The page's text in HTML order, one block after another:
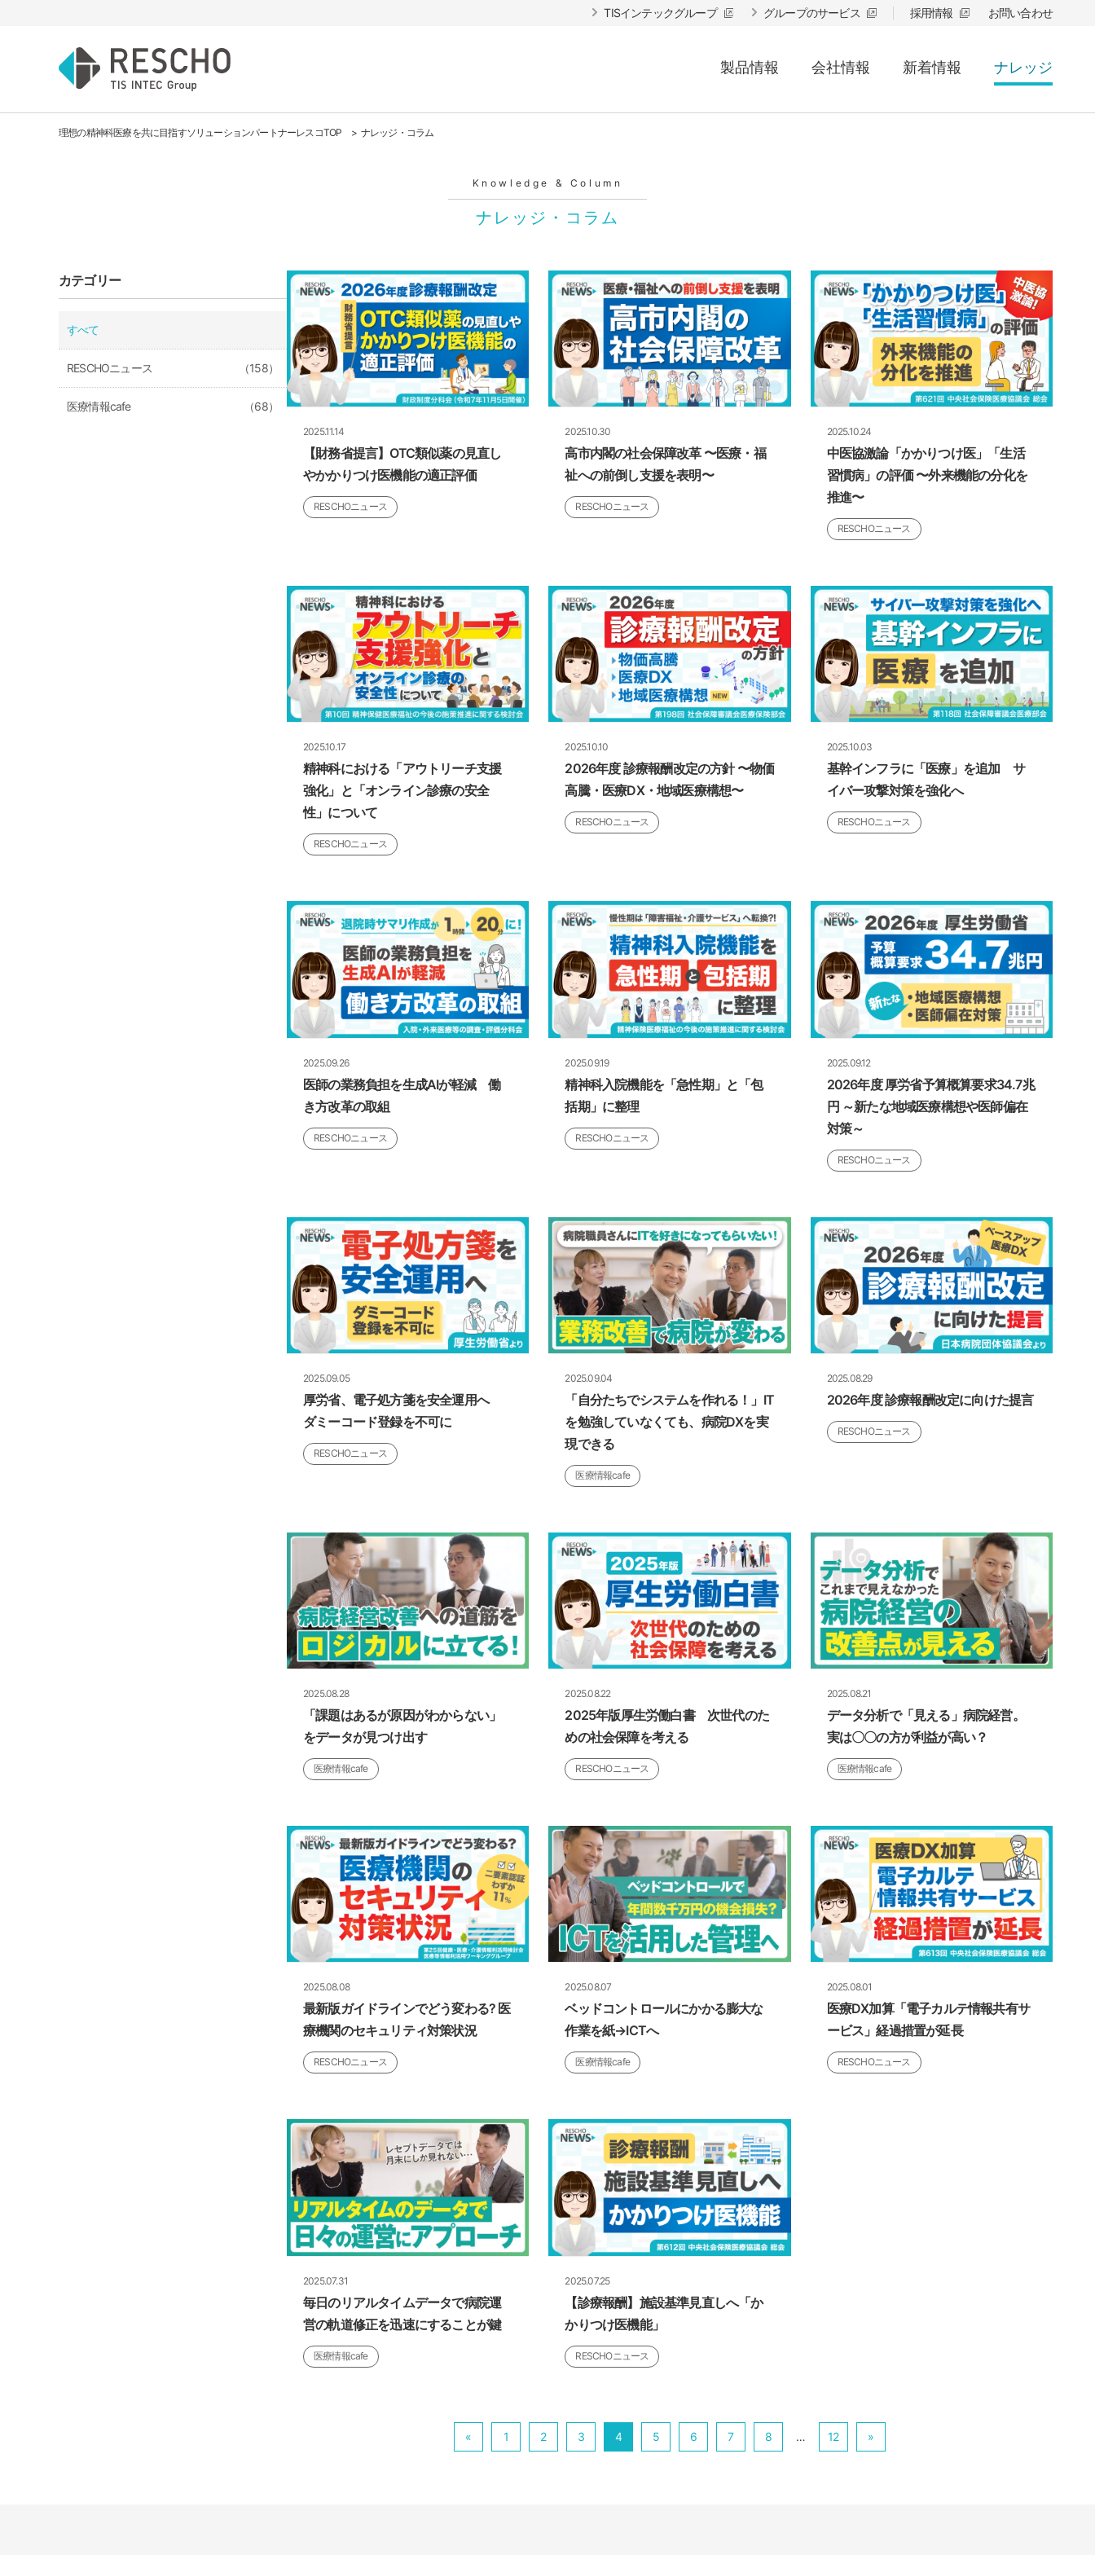
TISインテックグループ グループのサービス 採用情報 お問い合わせ
製品情報 会社情報 新着情報 ナレッジ
理想の精神科医療を共に目指すソリューションパートナーレスコTOP ナレッジ・コラム
Knowledge & Column
ナレッジ・コラム
カテゴリー
すべて
RESCHOニュース （158）
医療情報cafe （68）
2025.11.14
【財務省提言】OTC類似薬の見直し
やかかりつけ医機能の適正評価
RESCHOニュース
2025.10.30
高市内閣の社会保障改革 〜医療・福
祉への前倒し支援を表明〜
RESCHOニュース
2025.10.24
中医協激論「かかりつけ医」「生活
習慣病」の評価 〜外来機能の分化を
推進〜
RESCHOニュース
2025.10.17
精神科における「アウトリーチ支援
強化」と「オンライン診療の安全
性」について
RESCHOニュース
2025.10.10
2026年度 診療報酬改定の方針 〜物価
高騰・医療DX・地域医療構想〜
RESCHOニュース
2025.10.03
基幹インフラに「医療」を追加 サ
イバー攻撃対策を強化へ
RESCHOニュース
2025.09.26
医師の業務負担を生成AIが軽減 働
き方改革の取組
RESCHOニュース
2025.09.19
精神科入院機能を「急性期」と「包
括期」に整理
RESCHOニュース
2025.09.12
2026年度 厚労省予算概算要求34.7兆
円 ～新たな地域医療構想や医師偏在
対策～
RESCHOニュース
2025.09.05
厚労省、電子処方箋を安全運用へ
ダミーコード登録を不可に
RESCHOニュース
2025.09.04
「自分たちでシステムを作れる！」IT
を勉強していなくても、病院DXを実
現できる
医療情報cafe
2025.08.29
2026年度 診療報酬改定に向けた提言
RESCHOニュース
2025.08.28
「課題はあるが原因がわからない」
をデータが見つけ出す
医療情報cafe
2025.08.22
2025年版厚生労働白書 次世代のた
めの社会保障を考える
RESCHOニュース
2025.08.21
データ分析で「見える」病院経営。
実は〇〇の方が利益が高い？
医療情報cafe
2025.08.08
最新版ガイドラインでどう変わる? 医
療機関のセキュリティ対策状況
RESCHOニュース
2025.08.07
ベッドコントロールにかかる膨大な
作業を紙→ICTへ
医療情報cafe
2025.08.01
医療DX加算「電子カルテ情報共有サ
ービス」経過措置が延長
RESCHOニュース
2025.07.31
毎日のリアルタイムデータで病院運
営の軌道修正を迅速にすることが鍵
医療情報cafe
2025.07.25
【診療報酬】施設基準見直しへ「か
かりつけ医機能」
RESCHOニュース
« 1 2 3 4 5 6 7 8 … 12 »